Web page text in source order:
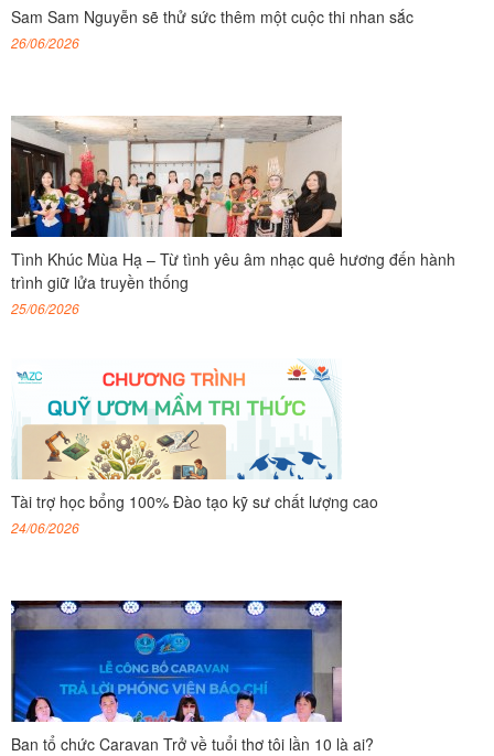
Sam Sam Nguyễn sẽ thử sức thêm một cuộc thi nhan sắc
26/06/2026
Tình Khúc Mùa Hạ – Từ tình yêu âm nhạc quê hương đến hành
trình giữ lửa truyền thống
25/06/2026
Tài trợ học bổng 100% Đào tạo kỹ sư chất lượng cao
24/06/2026
Ban tổ chức Caravan Trở về tuổi thơ tôi lần 10 là ai?